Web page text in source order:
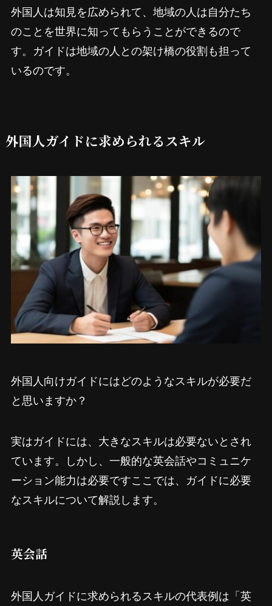
外国人は知見を広められて、地域の人は自分たち
のことを世界に知ってもらうことができるので
す。ガイドは地域の人との架け橋の役割も担って
いるのです。
外国人ガイドに求められるスキル
外国人向けガイドにはどのようなスキルが必要だ
と思いますか？
実はガイドには、大きなスキルは必要ないとされ
ています。しかし、一般的な英会話やコミュニケ
ーション能力は必要ですここでは、ガイドに必要
なスキルについて解説します。
英会話
外国人ガイドに求められるスキルの代表例は「英